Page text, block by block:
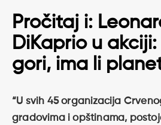
Pročitaj i:
DiKaprio u
gori, ima li
“U svih 45 organizacija
gradovima i opštinama,